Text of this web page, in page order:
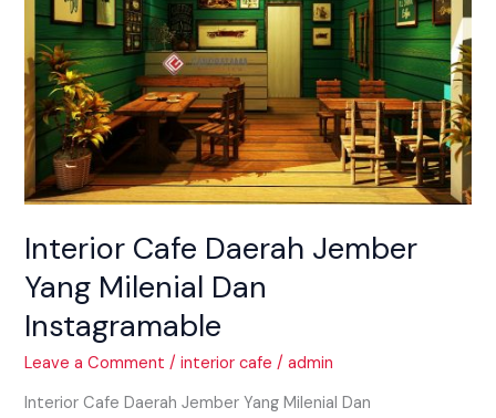
Interior Cafe Daerah Jember
Yang Milenial Dan
Instagramable
Leave a Comment /interior cafe /admin
Interior Cafe Daerah Jember Yang Milenial Dan
Milenial
Dan
Instagramable